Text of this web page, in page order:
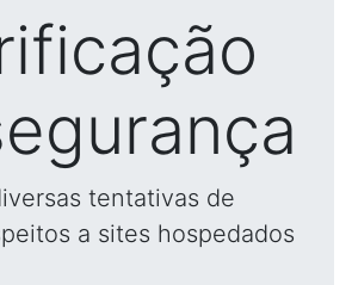
tentativas de
a sites hospedados